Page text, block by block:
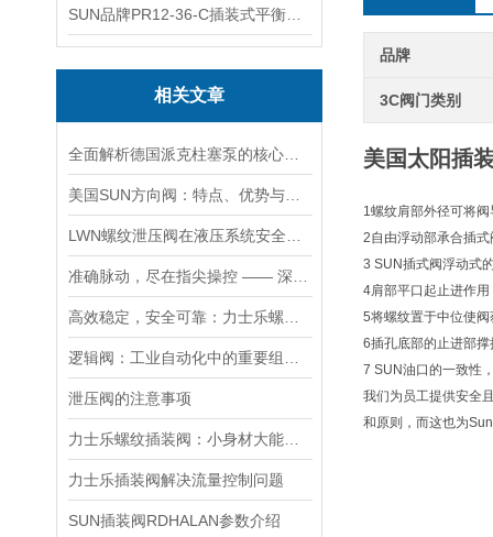
相关文章
泄压阀的注意事项
力士乐插装阀解决流量控制问题
SUN插装阀RDHALAN参数介绍
品牌
3C阀门类别
美国太阳插
1螺纹肩部外径可将
2自由浮动部承合插
3 SUN插式阀浮动式
4肩部平口起止进作
5将螺纹置于中位使
6插孔底部的止进部
7 SUN油口的一致性
我们为员工提供安全
和原则，而这也为